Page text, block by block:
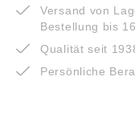
Versand von
Bestellung bis
Qualität seit
Persönliche